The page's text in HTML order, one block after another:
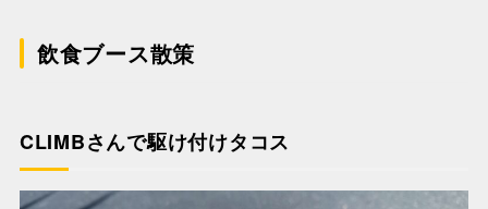
飲食ブース散策
CLIMBさんで駆け付けタコス